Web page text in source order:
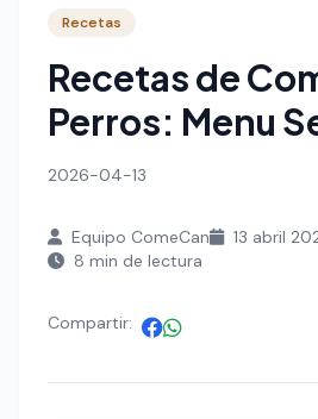
Recetas
Recetas de
Perros: Menu
2026-04-13
Equipo ComeCan
13 abril
8 min de lectura
Compartir: